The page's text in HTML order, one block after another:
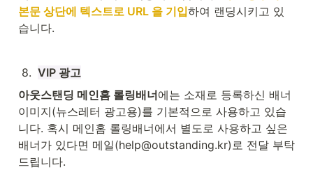
본문 상단에 텍스트로 URL 을 기입하여 랜딩시키고 있
습니다.
8. VIP 광고
아웃스탠딩 메인홈 롤링배너에는 소재로 등록하신 배너
이미지(뉴스레터 광고용)를 기본적으로 사용하고 있습
니다. 혹시 메인홈 롤링배너에서 별도로 사용하고 싶은
배너가 있다면 메일(help@outstanding.kr)로 전달 부탁
드립니다.